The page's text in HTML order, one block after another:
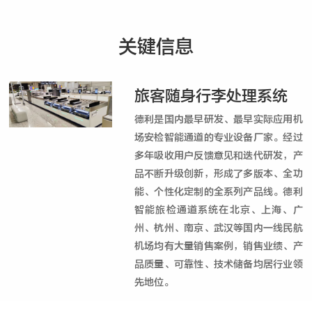
关键信息
旅客随身行李处理系统
德利是国内最早研发、最早实际应用机
场安检智能通道的专业设备厂家。经过
多年吸收用户反馈意见和迭代研发，产
品不断升级创新，形成了多版本、全功
能、个性化定制的全系列产品线。德利
智能旅检通道系统在北京、上海、广
州、杭州、南京、武汉等国内一线民航
机场均有大量销售案例，销售业绩、产
品质量、可靠性、技术储备均居行业领
先地位。